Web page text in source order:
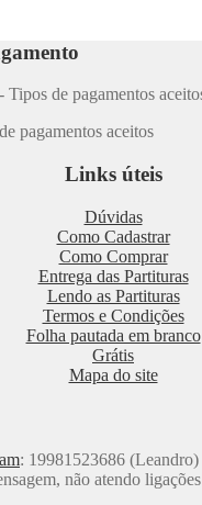
Links úteis
Dúvidas
Como Cadastrar
Como Comprar
Entrega das Partituras
Lendo as Partituras
Termos e Condições
Folha pautada em branco
Grátis
Mapa do site
: 19981523686 (Leandro)
não atendo ligações